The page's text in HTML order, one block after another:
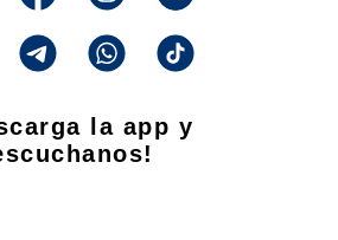
la app y